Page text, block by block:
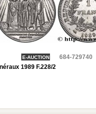
E-AUCTION
684-729740
1989 F.228/2